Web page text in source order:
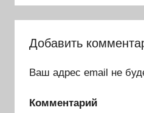
Добавить
Ваш адрес email не
Комментарий